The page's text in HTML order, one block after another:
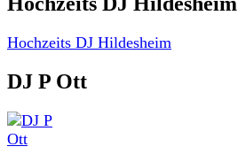
Hochzeits DJ Hildesheim
DJ P Ott